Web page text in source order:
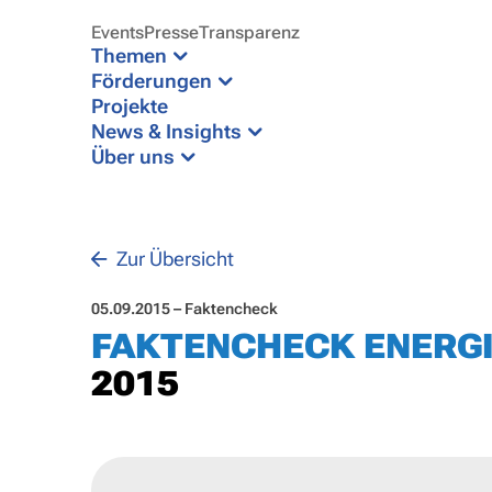
EventsPresseTransparenz
Themen
Förderungen
Projekte
News & Insights
Über uns
Zur Übersicht
05.09.2015 – Faktencheck
FAKTENCHECK
2015